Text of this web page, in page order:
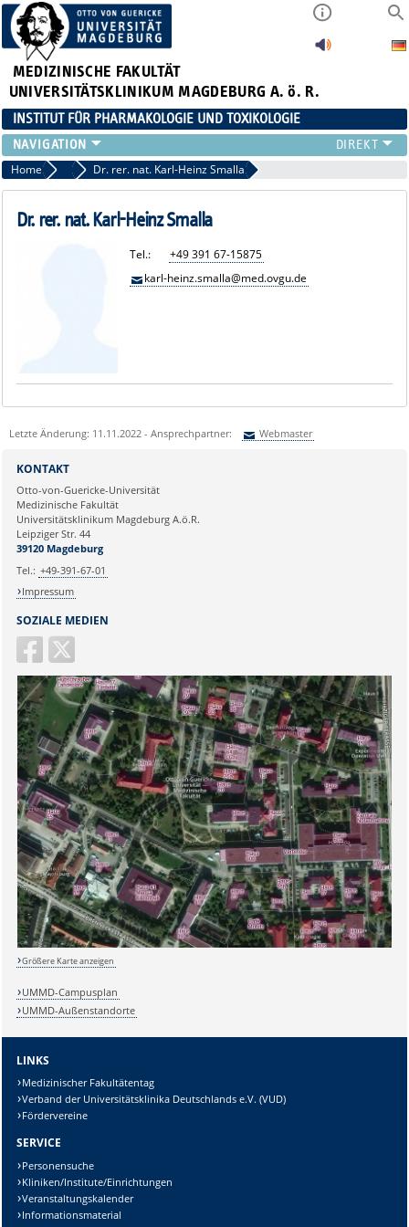
MEDIZINISCHE FAKULTÄT
UNIVERSITÄTSKLINIKUM MAGDEBURG A. ö. R.
INSTITUT FÜR PHARMAKOLOGIE UND TOXIKOLOGIE
DAS INSTITUT
DAS TEAM
FORSCHUNG
Home Neurale Plastizität und Kommunikation
Dr. rer. nat. Karl-Heinz Smalla
Dr. rer. nat. Karl-Heinz Smalla
Tel.:
+49 391 67-15875
karl-heinz.smalla@med.ovgu.de
Letzte Änderung: 11.11.2022 - Ansprechpartner: Webmaster
Sie können eine Nachricht versenden an:
Ihre E-Mailadresse:
Ihr Anliegen:
Sicherheitsabfrage:
Lösung:
SOZIALE MEDIEN
KONTAKT
Otto-von-Guericke-Universität
Medizinische Fakultät
Universitätsklinikum Magdeburg A.ö.R.
Leipziger Str. 44
39120 Magdeburg
Tel.: +49-391-67-01
Impressum
Größere Karte anzeigen
UMMD-Campusplan
UMMD-Außenstandorte
LINKS
Medizinischer Fakultätentag
Verband der Universitätsklinika Deutschlands e.V. (VUD)
Fördervereine
SERVICE
Personensuche
Kliniken/Institute/Einrichtungen
Veranstaltungskalender
Informationsmaterial